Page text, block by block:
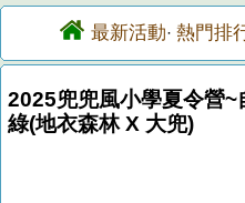
最新活動· 熱門排
2025兜兜風小學夏令營
綠(地衣森林 X 大兜)